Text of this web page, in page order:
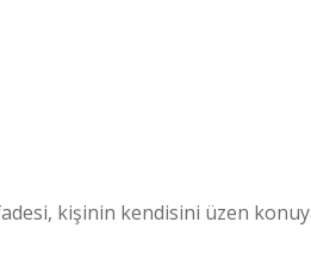
kişinin kendisini üzen